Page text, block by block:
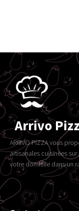
Arrivo
ARRIVO PIZZA vous
artisanales cuisinées
votre domicile dans un